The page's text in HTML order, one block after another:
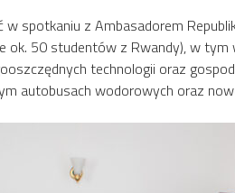
spotkaniu z Ambasadorem
ok. 50 studentów z Rwandy), w
technologii oraz
autobusach wodorowych oraz